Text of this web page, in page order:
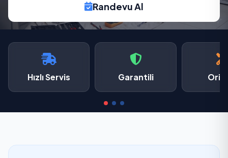
Randevu Al
Hızlı Servis Garantili